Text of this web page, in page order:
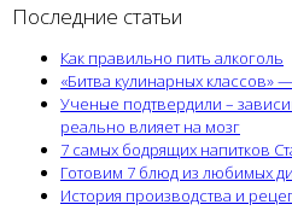
Последние статьи
Как правильно пить алкоголь
«Битва кулинарных
Ученые подтвердили –
реально влияет на мозг
7 самых бодрящих напитков
Готовим 7 блюд из любимых
История производства и